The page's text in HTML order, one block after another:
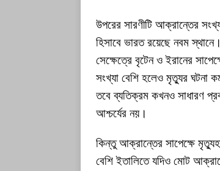
উপরের সারণীটি আক্রান্তের
হিসাবে ভারত রয়েছে নবম
সেক্ষেত্রে বৃটেন ও ইরানের
সংখ্যা বেশি হলেও মৃত্যুর ঘটনা
তবে ব্যতিক্রম কখনও সাধারণ
আশ্চর্যের নয়।
কিন্তু আক্রান্তের সাপেক্ষে
বেশি ইতালিতে যদিও মোট